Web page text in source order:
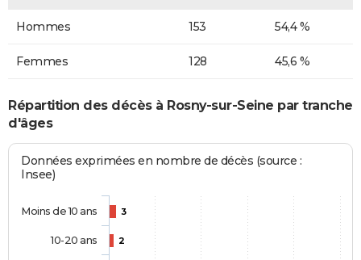
Hommes 153 54,4 %
Femmes 128 45,6 %
Répartition des décès à Rosny-sur-Seine par tranche
d'âges
Données exprimées en nombre de décès (source :
Insee)
3
2
Moins de 10 ans
10-20 ans